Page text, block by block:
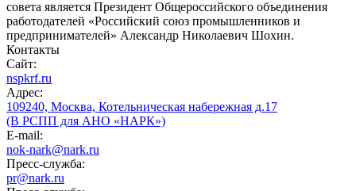
совета является Президент Общероссийского объединения
работодателей «Российский союз промышленников и
предпринимателей» Александр Николаевич Шохин.
Контакты
Сайт:
nspkrf.ru
Адрес:
109240, Москва, Котельническая набережная д.17
(В РСПП для АНО «НАРК»)
E-mail:
nok-nark@nark.ru
Пресс-служба:
pr@nark.ru